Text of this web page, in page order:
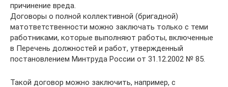
причинение вреда.
Договоры о полной коллективной (бригадной)
матответственности можно заключать только с теми
работниками, которые выполняют работы, включенные
в Перечень должностей и работ, утвержденный
постановлением Минтруда России от 31.12.2002 № 85.
Такой договор можно заключить, например, с